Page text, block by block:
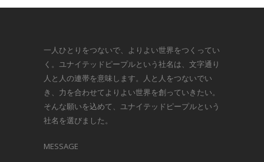
一人ひとりをつないで、よりよい世界をつくってい
く。ユナイテッドピープルという社名は、文字通り
人と人の連帯を意味します。人と人をつないでい
き、力を合わせてよりよい世界を創っていきたい。
そんな願いを込めて、ユナイテッドピープルという
社名を選びました。
MESSAGE